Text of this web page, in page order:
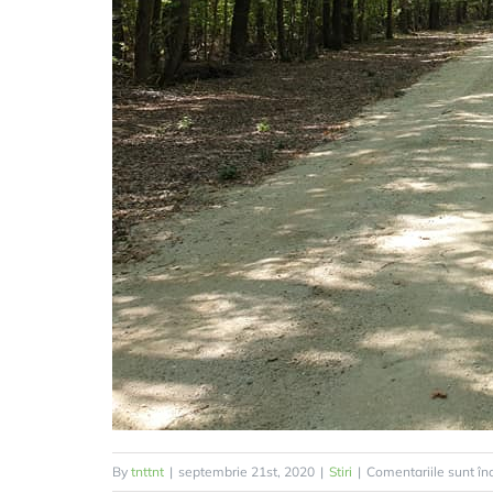
By tnttnt | septembrie 21st, 2020 | Stiri | Comentariile sunt